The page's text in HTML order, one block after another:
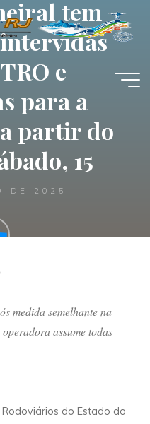
tem
e
para a
partir do
15
DE 2025
medida semelhante na
assume todas
do Estado do